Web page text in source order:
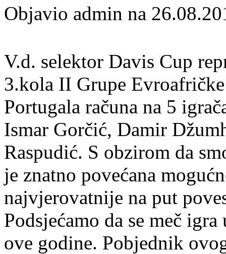
Objavio admin na
V.d. selektor Davis Cup
3.kola II Grupe
Portugala računa na 5
Ismar Gorčić, Damir
Raspudić. S obzirom da
je znatno povećana
najvjerovatnije na put
Podsjećamo da se meč
ove godine. Pobjednik